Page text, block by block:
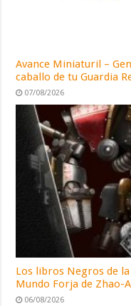
Avance Miniaturil –
caballo de tu Guardia
07/08/2026
Los libros Negros de
Mundo Forja de Zhao-
06/08/2026